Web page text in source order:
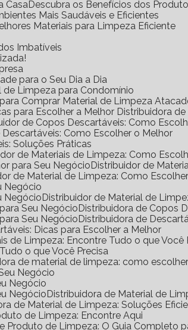
Casa
Descubra os Benefícios dos
Mais Saudáveis e Eficientes
Materiais para Limpeza Eficiente
Imbatíveis
para o Seu Dia a Dia
de Limpeza para Condomínio
para Comprar Material de Limpeza
para Escolher a Melhor Distribuidora
de Copos Descartáveis: Como
Descartáveis: Como Escolher o Melhor
Soluções Práticas
de Materiais de Limpeza: Como
para Seu Negócio
Distribuidor de
de Material de Limpeza: Como
Negócio
Negócio
Distribuidor de Material de
Seu Negócio
Distribuidora de Copos
Seu Negócio
Distribuidora de
Dicas para Escolher a Melhor
de Limpeza: Encontre Tudo o que
o que Você Precisa
de material de limpeza: como
Negócio
Negócio
Negócio
Distribuidora de Material de
de Material de Limpeza: Soluções
de Limpeza: Encontre Aqui
Produto de Limpeza: O Guia Completo